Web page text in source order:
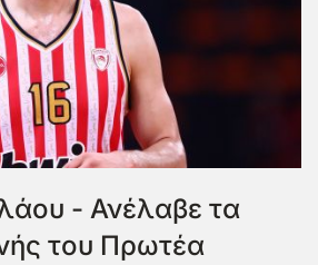
- Ανέλαβε τα
του Πρωτέα